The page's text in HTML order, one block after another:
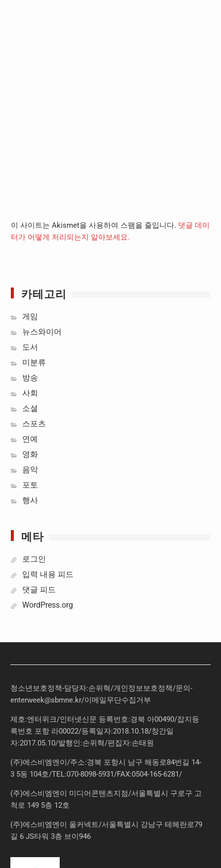
이 사이트는 Akismet을 사용하여 스팸을 줄입니다. 댓글 데이
터가 어떻게 처리되는지 알아보세요.
카테고리
게임
뉴스와이어
도서
미분류
방송
사회
소셜
스포츠
연예
영화
음악
포토
행사
메타
로그인
입력 내용 피드
댓글 피드
WordPress.org
청소년보호정책-담당자:손위혁/개인정보보호정책/문의-
enterweek@sbmne.kr/이메일무단수집거부
제호:엔터위크/인터넷신문 등록번호:경북 아00490/잡지등
록번호 포항 라00022/등록일자:2018.10.18/창간일
자:2017.05.10/발행인:손위혁/편집자:손태원
(주)에스비엠엔이/주소:경북 포항시 남구 해동로84번길 14-
3 5동 104호/TEL:070-8098-5931/FAX:0504-165-6281/
(주)에스비엠엔이 미디어콘텐츠지점/서울특별시 구로구 고
척로 149 5층 12호
(주)에스비엠엔이 올커넥트/서울특별시 강남구 테헤란로79
길 6 JS타워 3층 브이946